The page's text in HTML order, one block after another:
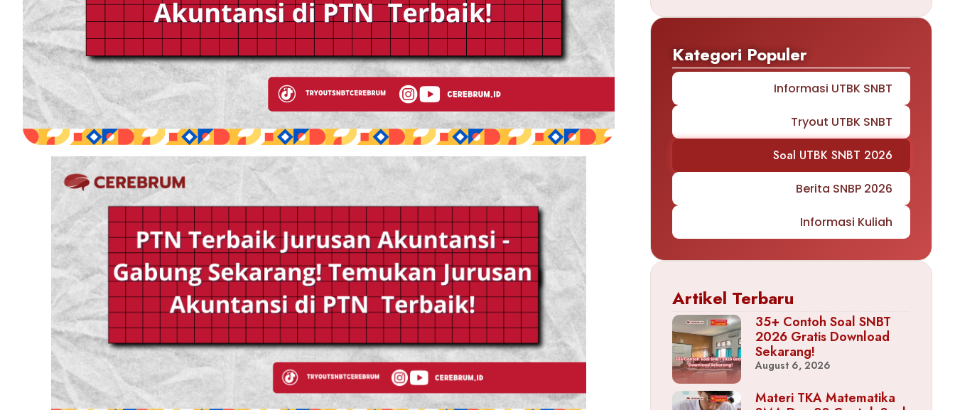
Kategori Populer
Informasi UTBK SNBT
Tryout UTBK SNBT
Soal UTBK SNBT 2026
Berita SNBP 2026
Informasi Kuliah
Artikel Terbaru
35+ Contoh Soal SNBT
2026 Gratis Download
Sekarang!
August 6, 2026
Materi TKA Matematika